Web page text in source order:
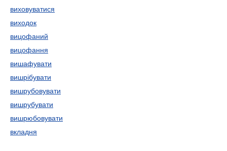
виховуватися
виходок
вицофаний
вицофання
вишафувати
вишрібувати
вишрубовувати
вишрубувати
вишрюбовувати
вкладня